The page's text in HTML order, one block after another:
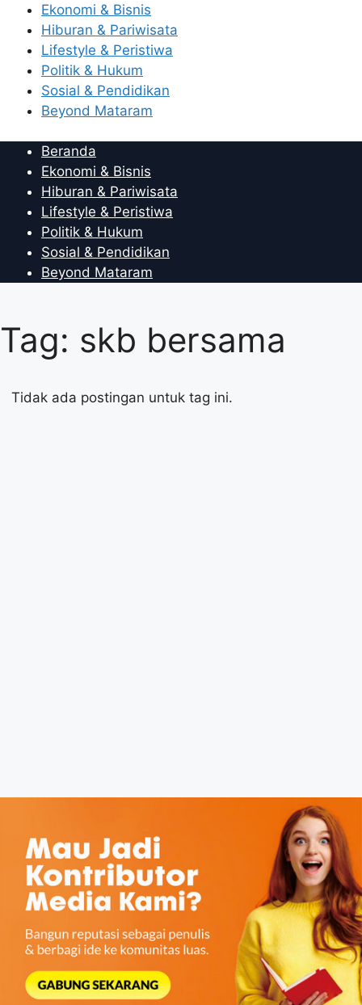
Ekonomi & Bisnis
Hiburan & Pariwisata
Lifestyle & Peristiwa
Politik & Hukum
Sosial & Pendidikan
Beyond Mataram
Beranda
Ekonomi & Bisnis
Hiburan & Pariwisata
Lifestyle & Peristiwa
Politik & Hukum
Sosial & Pendidikan
Beyond Mataram
Tag: skb bersama
Tidak ada postingan untuk tag ini.